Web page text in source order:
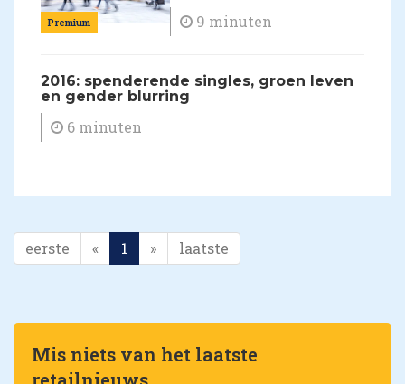
Premium 9 minuten
2016: spenderende singles, groen leven
en gender blurring
6 minuten
eerste « 1 » laatste
Mis niets van het laatste